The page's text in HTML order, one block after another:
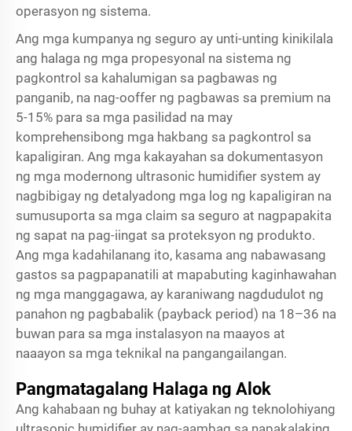
operasyon ng sistema.
Ang mga kumpanya ng seguro ay unti-unting kinikilala
ang halaga ng mga propesyonal na sistema ng
pagkontrol sa kahalumigan sa pagbawas ng
panganib, na nag-ooffer ng pagbawas sa premium na
5-15% para sa mga pasilidad na may
komprehensibong mga hakbang sa pagkontrol sa
kapaligiran. Ang mga kakayahan sa dokumentasyon
ng mga modernong ultrasonic humidifier system ay
nagbibigay ng detalyadong mga log ng kapaligiran na
sumusuporta sa mga claim sa seguro at nagpapakita
ng sapat na pag-iingat sa proteksyon ng produkto.
Ang mga kadahilanang ito, kasama ang nabawasang
gastos sa pagpapanatili at mapabuting kaginhawahan
ng mga manggagawa, ay karaniwang nagdudulot ng
panahon ng pagbabalik (payback period) na 18–36 na
buwan para sa mga instalasyon na maayos at
naaayon sa mga teknikal na pangangailangan.
Pangmatagalang Halaga ng Alok
Ang kahabaan ng buhay at katiyakan ng teknolohiyang